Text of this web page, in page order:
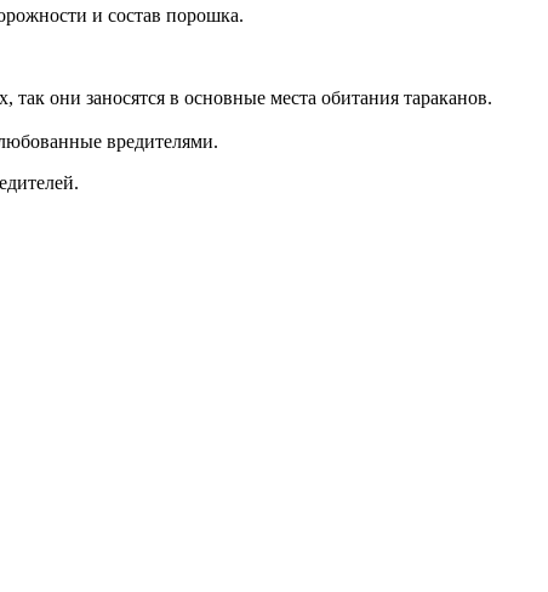
и состав порошка.
они заносятся в основные места обитания тараканов.
вредителями.